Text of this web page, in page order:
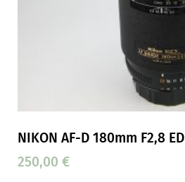
NIKON AF-D 180mm F2,8 ED
250,00 €